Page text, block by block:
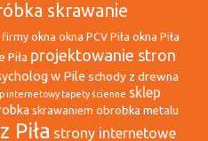
skrawanie
firmy okna okna PCV Piła okna Piła
Piła projektowanie stron
w Pile schody z drewna
internetowy tapety ścienne sklep
skrawaniem obrobka metalu
Piła strony internetowe